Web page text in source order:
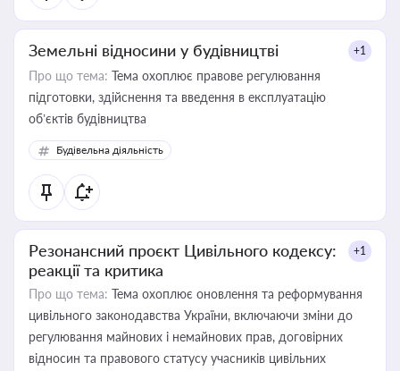
Земельні відносини у будівництві +1
Про що тема: Тема охоплює правове регулювання
підготовки, здійснення та введення в експлуатацію
об’єктів будівництва
Будівельна діяльність
Резонансний проєкт Цивільного кодексу:
реакції та критика
+1
Про що тема: Тема охоплює оновлення та реформування
цивільного законодавства України, включаючи зміни до
регулювання майнових і немайнових прав, договірних
відносин та правового статусу учасників цивільних